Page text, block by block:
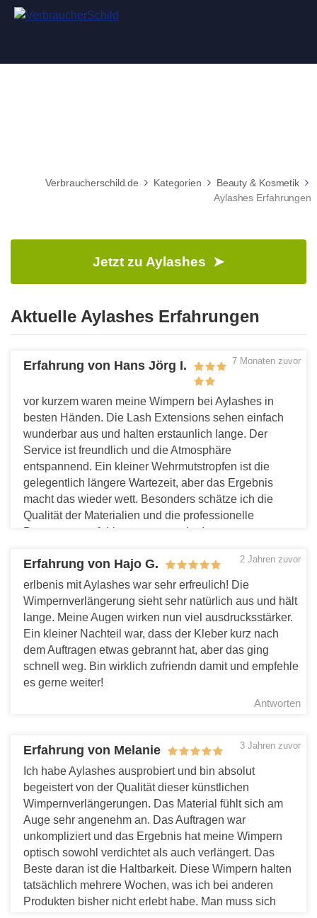
Verbraucherschild.de Kategorien
Beauty & Kosmetik
Aylashes Erfahrungen
Jetzt zu Aylashes ➤
Aktuelle Aylashes Erfahrungen
Erfahrung von Hans Jörg I. 7 Monaten zuvor
vor kurzem waren meine Wimpern bei Aylashes in
besten Händen. Die Lash Extensions sehen einfach
wunderbar aus und halten erstaunlich lange. Der
Service ist freundlich und die Atmosphäre
entspannend. Ein kleiner Wehrmutstropfen ist die
gelegentlich längere Wartezeit, aber das Ergebnis
macht das wieder wett. Besonders schätze ich die
Qualität der Materialien und die professionelle
Beratung. empfehle es gerne weiter!
Erfahrung von Hajo G. 2 Jahren zuvor
erlbenis mit Aylashes war sehr erfreulich! Die
Wimpernverlängerung sieht sehr natürlich aus und hält
lange. Meine Augen wirken nun viel ausdrucksstärker.
Ein kleiner Nachteil war, dass der Kleber kurz nach
dem Auftragen etwas gebrannt hat, aber das ging
schnell weg. Bin wirklich zufriendn damit und empfehle
es gerne weiter!
Antworten
Erfahrung von Melanie 3 Jahren zuvor
Ich habe Aylashes ausprobiert und bin absolut
begeistert von der Qualität dieser künstlichen
Wimpernverlängerungen. Das Material fühlt sich am
Auge sehr angenehm an. Das Auftragen war
unkompliziert und das Ergebnis hat meine Wimpern
optisch sowohl verdichtet als auch verlängert. Das
Beste daran ist die Haltbarkeit. Diese Wimpern halten
tatsächlich mehrere Wochen, was ich bei anderen
Produkten bisher nicht erlebt habe. Man muss sich